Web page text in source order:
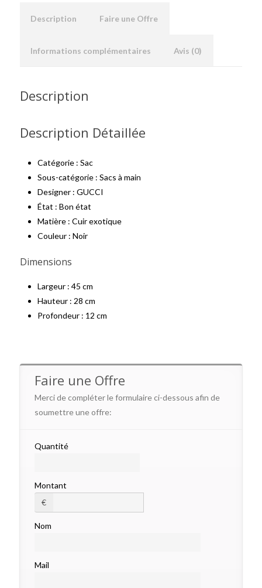
Description Faire une Offre
Informations complémentaires Avis (0)
Description
Description Détaillée
Catégorie : Sac
Sous-catégorie : Sacs à main
Designer : GUCCI
État : Bon état
Matière : Cuir exotique
Couleur : Noir
Dimensions
Largeur : 45 cm
Hauteur : 28 cm
Profondeur : 12 cm
Faire une Offre
Merci de compléter le formulaire ci-dessous afin de
soumettre une offre:
Quantité
Montant
€
Nom
Mail